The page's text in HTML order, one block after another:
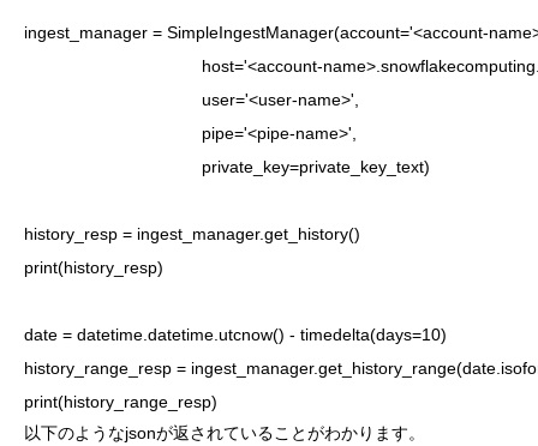
ingest_manager = SimpleIngestManager(account='<account-
host='<account-
                                     user='<user-name>',
                                     pipe='<pipe-name>',
                                     private_key=private_key_text)
history_resp = ingest_manager.get_history()
print(history_resp)
date = datetime.datetime.utcnow() - timedelta(days=10)
history_range_resp =
以下のようなjsonが返されていることがわかります。